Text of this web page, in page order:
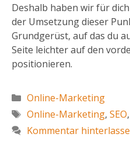
Deshalb haben wir für
der Umsetzung dieser
Grundgerüst, auf das du
Seite leichter auf den
positionieren.
Kategorien
Online-Marketing
Schlagwörter
Online-Marketing, SEO,
Kommentar